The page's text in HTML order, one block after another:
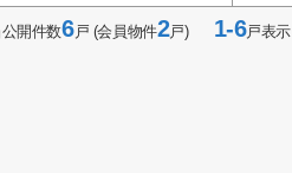
開件数6戸 (会員物件2戸)1-6戸表示